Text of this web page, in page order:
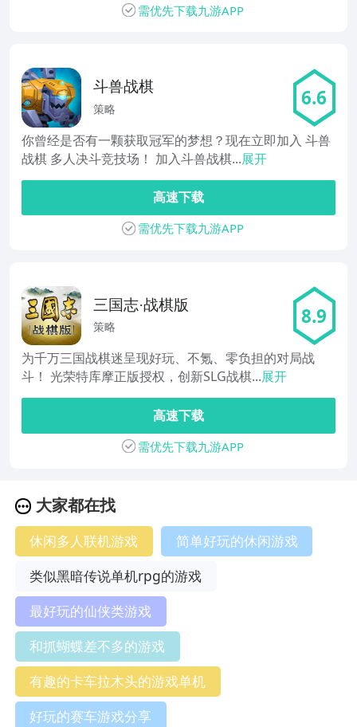
需优先下载九游APP
斗兽战棋
策略 6.6
你曾经是否有一颗获取冠军的梦想？现在立即加入 斗兽
战棋 多人决斗竞技场！ 加入斗兽战棋...展开
高速下载
需优先下载九游APP
三国志·战棋版
策略 8.9
为千万三国战棋迷呈现好玩、不氪、零负担的对局战
斗！ 光荣特库摩正版授权，创新SLG战棋...展开
高速下载
需优先下载九游APP
大家都在找
休闲多人联机游戏
简单好玩的休闲游戏
类似黑暗传说单机rpg的游戏
最好玩的仙侠类游戏
和抓蝴蝶差不多的游戏
有趣的卡车拉木头的游戏单机
好玩的赛车游戏分享